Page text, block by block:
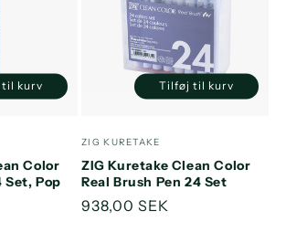
Color
Set, Pop
Øg
Title
kurv
Forhandler:
ZIG KURETAKE
ZIG Kuretake Clean Color
Real Brush Pen 24 Set
Normalpris
938,00 SEK
Reducer
Title
Øg
Title
Tilføj til kurv